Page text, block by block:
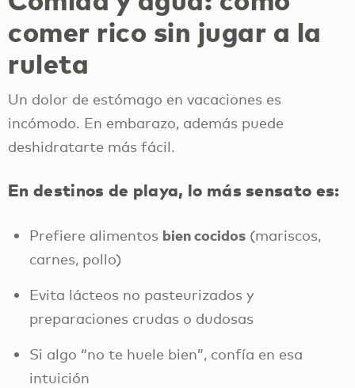
comer rico sin jugar a la
ruleta
Un dolor de estómago en vacaciones es
incómodo. En embarazo, además puede
deshidratarte más fácil.
En destinos de playa, lo más sensato es:
Prefiere alimentos bien cocidos(mariscos,
carnes, pollo)
Evita lácteos no pasteurizados y
preparaciones crudas o dudosas
Si algo “no te huele bien”, confía en esa
intuición